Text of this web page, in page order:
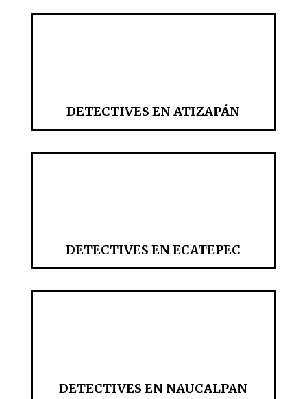
DETECTIVES EN ATIZAPÁN
DETECTIVES EN ECATEPEC
DETECTIVES EN NAUCALPAN